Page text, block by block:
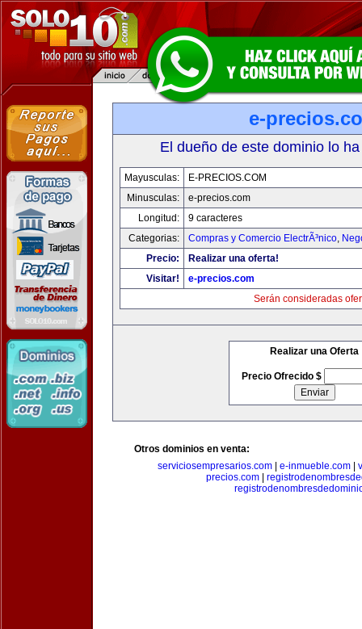
e-
El dueño de este dominio lo
Mayusculas:
E-PRECIOS.COM
Minusculas:
e-precios.com
Longitud:
9 caracteres
Categorias:
Compras y Comercio ElectrÃ³nico,
Precio:
Realizar una oferta!
Visitar!
e-precios.com
Serán consideradas
Realizar una Oferta
Precio Ofrecido $
Otros dominios en venta:
serviciosempresarios.com| e-inmueble.com|
precios.com